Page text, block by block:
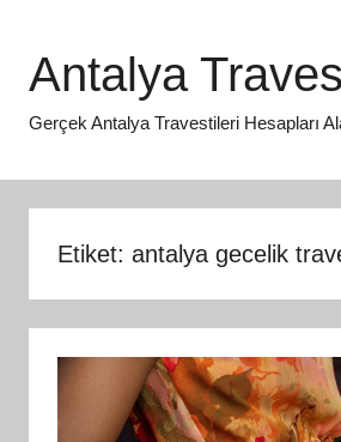
Antalya
Gerçek Antalya Travestileri Hesapları
Etiket: antalya gecelik